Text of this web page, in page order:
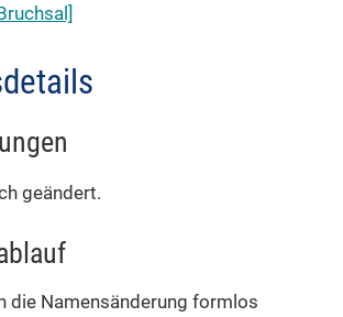
geändert.
die Namensänderung formlos